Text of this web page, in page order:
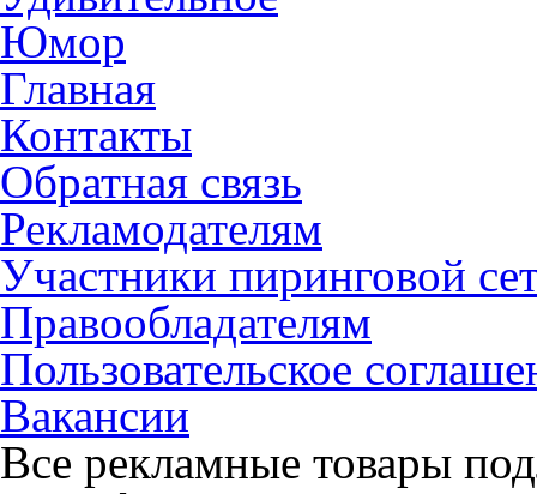
Юмор
Главная
Контакты
Обратная связь
Рекламодателям
Участники пиринговой
Правообладателям
Пользовательское
Вакансии
Все рекламные товары